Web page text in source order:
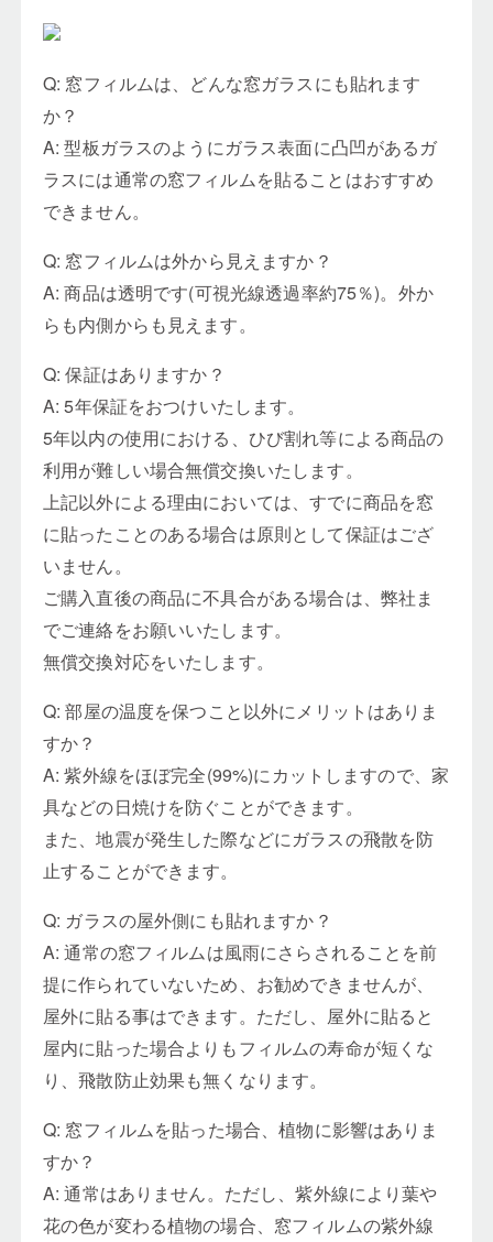
Q: 窓フィルムは、どんな窓ガラスにも貼れます
か？
A: 型板ガラスのようにガラス表面に凸凹があるガ
ラスには通常の窓フィルムを貼ることはおすすめ
できません。
Q: 窓フィルムは外から見えますか？
A: 商品は透明です(可視光線透過率約75％)。外か
らも内側からも見えます。
Q: 保証はありますか？
A: 5年保証をおつけいたします。
5年以内の使用における、ひび割れ等による商品の
利用が難しい場合無償交換いたします。
上記以外による理由においては、すでに商品を窓
に貼ったことのある場合は原則として保証はござ
いません。
ご購入直後の商品に不具合がある場合は、弊社ま
でご連絡をお願いいたします。
無償交換対応をいたします。
Q: 部屋の温度を保つこと以外にメリットはありま
すか？
A: 紫外線をほぼ完全(99%)にカットしますので、家
具などの日焼けを防ぐことができます。
また、地震が発生した際などにガラスの飛散を防
止することができます。
Q: ガラスの屋外側にも貼れますか？
A: 通常の窓フィルムは風雨にさらされることを前
提に作られていないため、お勧めできませんが、
屋外に貼る事はできます。ただし、屋外に貼ると
屋内に貼った場合よりもフィルムの寿命が短くな
り、飛散防止効果も無くなります。
Q: 窓フィルムを貼った場合、植物に影響はありま
すか？
A: 通常はありません。ただし、紫外線により葉や
花の色が変わる植物の場合、窓フィルムの紫外線